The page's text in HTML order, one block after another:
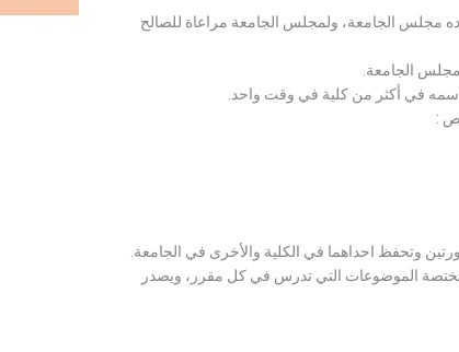
مجلس الجامعة، ولمجلس الجامعة مراعاة للصالح
مجلس الجامعة.
اسمه في أكثر من كلية في وقت واحد.
:
وتحفظ احداهما في الكلية والأخرى في الجامعة.
الموضوعات التي تدرس في كل مقرر، ويصدر